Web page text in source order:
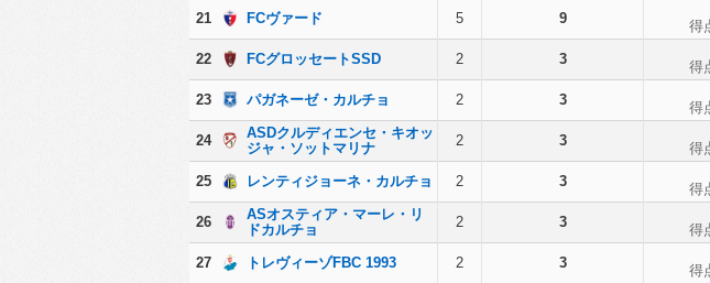
21 FCヴァード 5 9
得
22 FCグロッセートSSD 2 3
得
23 パガネーゼ・カルチョ 2 3
得
24
ASDクルディエンセ・キオッ
ジャ・ソットマリナ
2 3
得
25 レンティジョーネ・カルチョ 2 3
得
26
ASオスティア・マーレ・リ
ドカルチョ
2 3
得
27 トレヴィーゾFBC 1993 2 3
得